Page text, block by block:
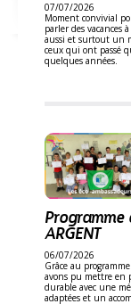
07/07/2026
Moment convivial
parler des vacances
aussi et surtout un
ceux qui ont passé
quelques années.
ARGENT
06/07/2026
Grâce au
avons pu mettre en
durable avec une
adaptées et un